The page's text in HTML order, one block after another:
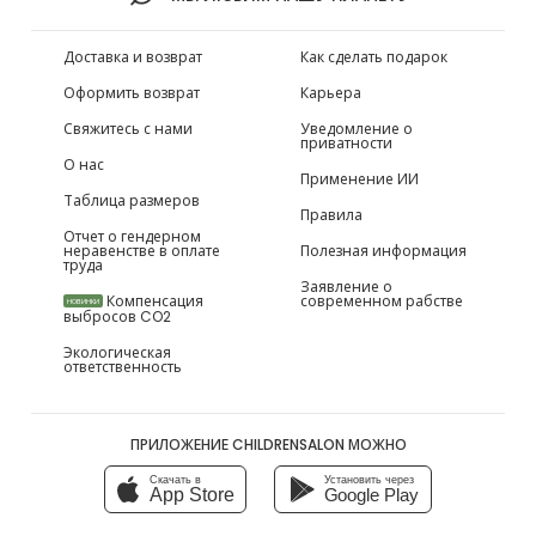
Доставка и возврат
Оформить возврат
Свяжитесь с нами
О нас
Таблица размеров
Отчет о гендерном
неравенстве в оплате
труда
НОВИНКИ Компенсация
выбросов CO2
Экологическая
ответственность
Как сделать подарок
Карьера
Уведомление о
приватности
Применение ИИ
Правила
Полезная информация
Заявление о
современном рабстве
ПРИЛОЖЕНИЕ CHILDRENSALON МОЖНО
Скачать в
App Store
Установить через
Google Play